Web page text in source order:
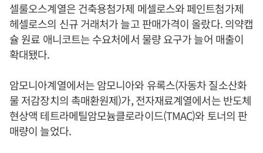
셀룰오스계열은 건축용첨가제 메셀로스와 페인트첨가제
헤셀로스의 신규 거래처가 늘고 판매가격이 올랐다. 의약캡
슐 원료 애니코트는 수요처에서 물량 요구가 늘어 매출이
확대됐다.
암모니아계열에서는 암모니아와 유록스(자동차 질소산화
물 저감장치의 촉매환원제)가, 전자재료계열에서는 반도체
현상액 테트라메틸암모늄클로라이드(TMAC)와 토너의 판
매량이 늘었다.